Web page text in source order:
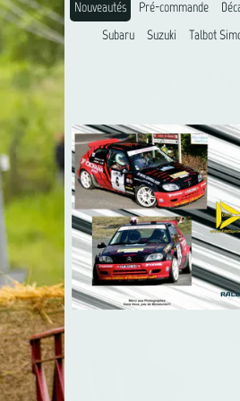
Nouveautés Pré-commande
Subaru
Suzuki Talbot